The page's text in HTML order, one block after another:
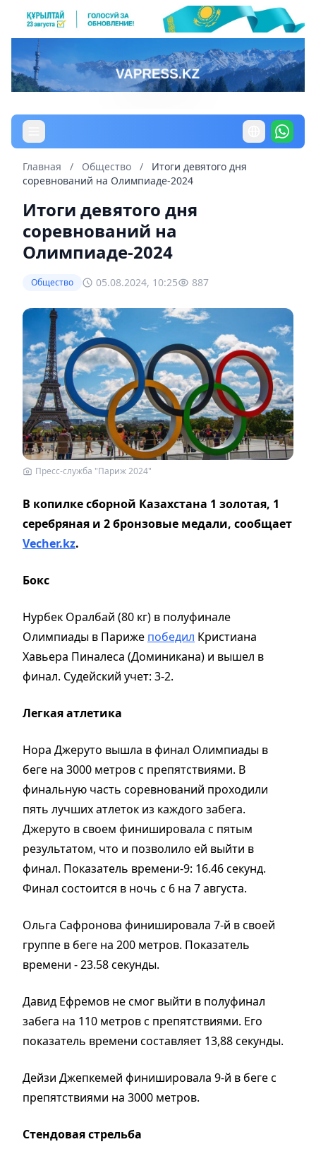
Главная / Общество /
Итоги девятого дня
соревнований на Олимпиаде-2024
Итоги девятого дня
соревнований на
Олимпиаде-2024
Общество 05.08.2024, 10:25 887
Пресс-служба "Париж 2024"
В копилке сборной Казахстана 1 золотая, 1
серебряная и 2 бронзовые медали, сообщает
Vecher.kz.
Бокс
Нурбек Оралбай (80 кг) в полуфинале
Олимпиады в Париже победил Кристиана
Хавьера Пиналеса (Доминикана) и вышел в
финал. Судейский учет: 3-2.
Легкая атлетика
Нора Джеруто вышла в финал Олимпиады в
беге на 3000 метров с препятствиями. В
финальную часть соревнований проходили
пять лучших атлеток из каждого забега.
Джеруто в своем финишировала с пятым
результатом, что и позволило ей выйти в
финал. Показатель времени-9: 16.46 секунд.
Финал состоится в ночь с 6 на 7 августа.
Ольга Сафронова финишировала 7-й в своей
группе в беге на 200 метров. Показатель
времени - 23.58 секунды.
Давид Ефремов не смог выйти в полуфинал
забега на 110 метров с препятствиями. Его
показатель времени составляет 13,88 секунды.
Дейзи Джепкемей финишировала 9-й в беге с
препятствиями на 3000 метров.
Стендовая стрельба